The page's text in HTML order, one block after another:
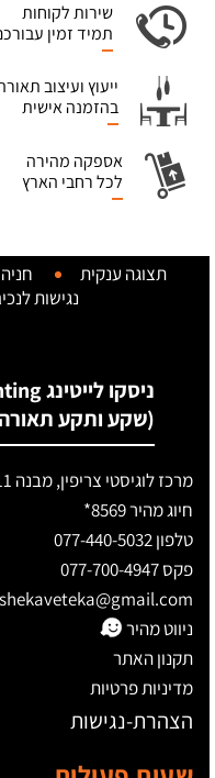
שירות לקוחות
תמיד זמין
ייעוץ ועיצוב
בהזמנה אישית
אספקה מהירה
לכל רחבי הארץ
תצוגה ענקית
נגישות
ניסקו לייטינג Nisko Lighting
(שקע ותקע
מרכז לוגיסטי צריפין, מבנה 111
חיוג מהיר 8569*
טלפון 077-440-5032
פקס 077-700-4947
shekaveteka@gmail.com
ניווט מהיר
תקנון האתר
מדיניות פרטיות
הצהרת-נגישות